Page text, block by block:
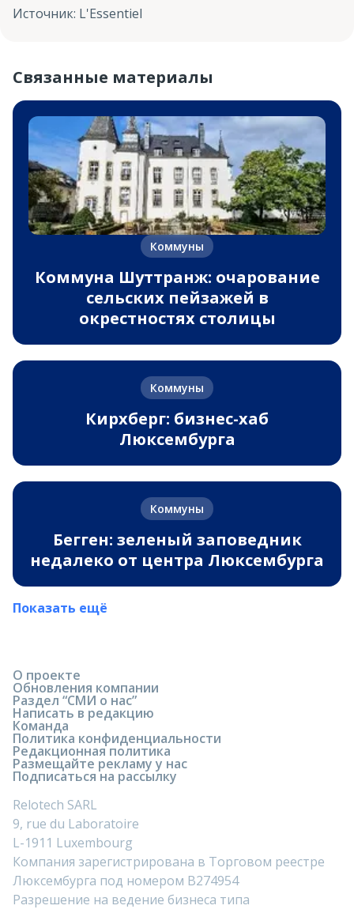
Источник: L'Essentiel
Связанные материалы
Коммуны
Коммуна Шуттранж: очарование
сельских пейзажей в
окрестностях столицы
Коммуны
Кирхберг: бизнес-хаб
Люксембурга
Коммуны
Бегген: зеленый заповедник
недалеко от центра Люксембурга
Показать ещё
О проекте
Обновления компании
Раздел “СМИ о нас”
Написать в редакцию
Команда
Политика конфиденциальности
Редакционная политика
Размещайте рекламу у нас
Подписаться на рассылку
Relotech SARL
9, rue du Laboratoire
L-1911 Luxembourg
Компания зарегистрирована в Торговом реестре
Люксембурга под номером B274954
Разрешение на ведение бизнеса типа